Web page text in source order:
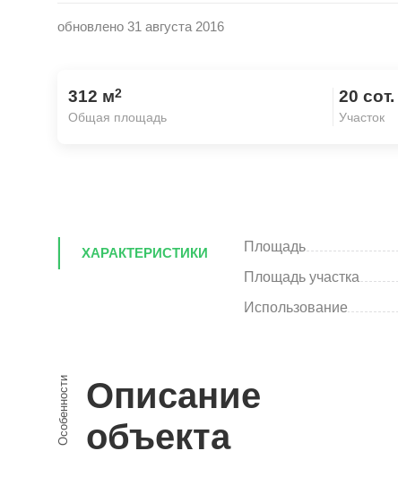
обновлено 31 августа 2016
312 м2
Общая площадь
20 сот.
Участок
ХАРАКТЕРИСТИКИ Площадь
Площадь участка
Использование
Особенности Описание
объекта